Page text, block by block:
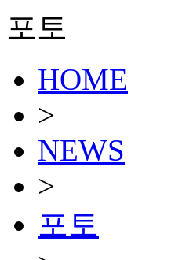
포토
HOME
>
NEWS
>
포토